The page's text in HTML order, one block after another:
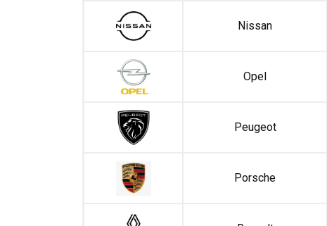
Nissan
Opel
Peugeot
Porsche